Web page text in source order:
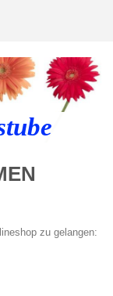
zu gelangen: